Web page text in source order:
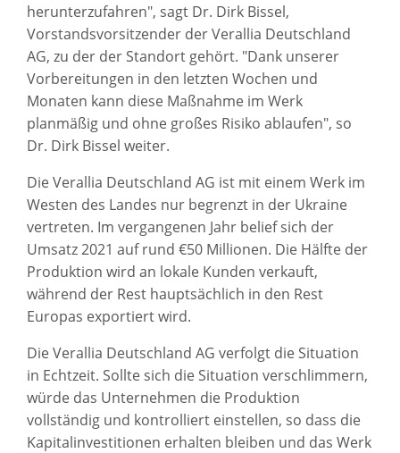
herunterzufahren", sagt Dr. Dirk Bissel,
Vorstandsvorsitzender der Verallia Deutschland
AG, zu der der Standort gehört. "Dank unserer
Vorbereitungen in den letzten Wochen und
Monaten kann diese Maßnahme im Werk
planmäßig und ohne großes Risiko ablaufen", so
Dr. Dirk Bissel weiter.
Die Verallia Deutschland AG ist mit einem Werk im
Westen des Landes nur begrenzt in der Ukraine
vertreten. Im vergangenen Jahr belief sich der
Umsatz 2021 auf rund €50 Millionen. Die Hälfte der
Produktion wird an lokale Kunden verkauft,
während der Rest hauptsächlich in den Rest
Europas exportiert wird.
Die Verallia Deutschland AG verfolgt die Situation
in Echtzeit. Sollte sich die Situation verschlimmern,
würde das Unternehmen die Produktion
vollständig und kontrolliert einstellen, so dass die
Kapitalinvestitionen erhalten bleiben und das Werk